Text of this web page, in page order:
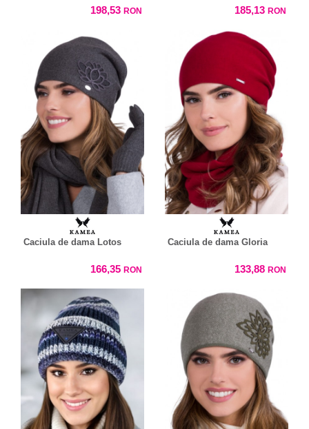
198,53 RON 185,13 RON
Caciula de dama Lotos
166,35 RON
Caciula de dama Gloria
133,88 RON